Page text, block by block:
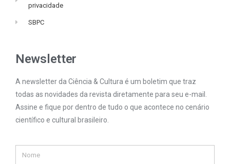
privacidade
SBPC
Newsletter
A newsletter da Ciência & Cultura é um boletim que traz
todas as novidades da revista diretamente para seu e-mail.
Assine e fique por dentro de tudo o que acontece no cenário
científico e cultural brasileiro.